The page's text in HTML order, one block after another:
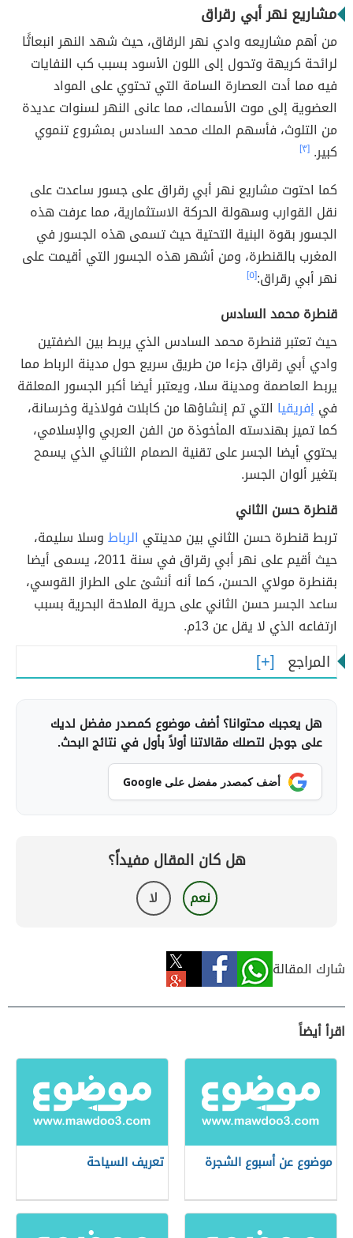
مشاريع نهر أبي رقراق
من أهم مشاريعه وادي نهر الرقاق، حيث شهد النهر انبعاثًا
لرائحة كريهة وتحول إلى اللون الأسود بسبب كب النفايات
فيه مما أدت العصارة السامة التي تحتوي على المواد
العضوية إلى موت الأسماك، مما عانى النهر لسنوات عديدة
من التلوث، فأسهم الملك محمد السادس بمشروع تنموي
كبير. [٣]
كما احتوت مشاريع نهر أبي رقراق على جسور ساعدت على
نقل القوارب وسهولة الحركة الاستثمارية، مما عرفت هذه
الجسور بقوة البنية التحتية حيث تسمى هذه الجسور في
المغرب بالقنطرة، ومن أشهر هذه الجسور التي أقيمت على
نهر أبي رقراق:[٥]
قنطرة محمد السادس
حيث تعتبر قنطرة محمد السادس الذي يربط بين الضفتين
وادي أبي رقراق جزءا من طريق سريع حول مدينة الرباط مما
يربط العاصمة ومدينة سلا، ويعتبر أيضا أكبر الجسور المعلقة
في إفريقيا التي تم إنشاؤها من كابلات فولاذية وخرسانة،
كما تميز بهندسته المأخوذة من الفن العربي والإسلامي،
يحتوي أيضا الجسر على تقنية الصمام الثنائي الذي يسمح
بتغير ألوان الجسر.
قنطرة حسن الثاني
تربط قنطرة حسن الثاني بين مدينتي الرباطوسلا سليمة،
حيث أقيم على نهر أبي رقراق في سنة 2011، يسمى أيضا
بقنطرة مولاي الحسن، كما أنه أنشئ على الطراز القوسي،
ساعد الجسر حسن الثاني على حرية الملاحة البحرية بسبب
ارتفاعه الذي لا يقل عن 13م.
المراجع
هل يعجبك محتوانا؟ أضف موضوع كمصدر مفضل لديك
على جوجل لتصلك مقالاتنا أولاً بأول في نتائج البحث.
أضف كمصدر مفضل على Google
هل كان المقال مفيداً؟
نعم لا
شارك المقالة
اقرأ أيضاً
موضوع عن أسبوع الشجرة تعريف السياحة